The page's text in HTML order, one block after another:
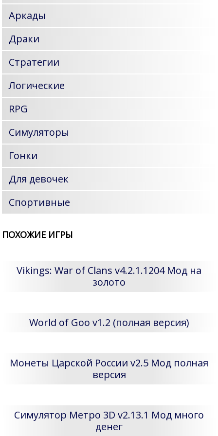
Аркады
Драки
Стратегии
Логические
RPG
Симуляторы
Гонки
Для девочек
Спортивные
ПОХОЖИЕ ИГРЫ
Vikings: War of Clans v4.2.1.1204 Мод на
золото
World of Goo v1.2 (полная версия)
Монеты Царской России v2.5 Мод полная
версия
Симулятор Метро 3D v2.13.1 Мод много
денег